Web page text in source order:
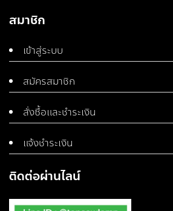
สมาชิก
เข้าสู่ระบบ
สมัครสมาชิก
สั่งซื้อและชำระเงิน
แจ้งชำระเงิน
ติดต่อผ่านไลน์